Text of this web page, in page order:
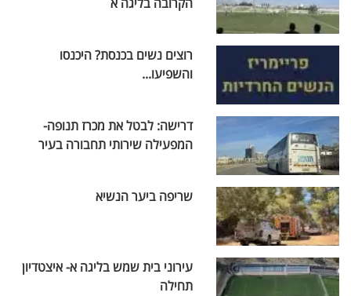
רוצים נשים בכנסת? היכנסו
והשפיעו...
דרישה: לבטל את מכרז תנופה-
המפעילה שירותי תחבורה בעיר
שריפה ביער הנשיא
עירוני בית שמש בליגה א- איצטדיון
תחילה